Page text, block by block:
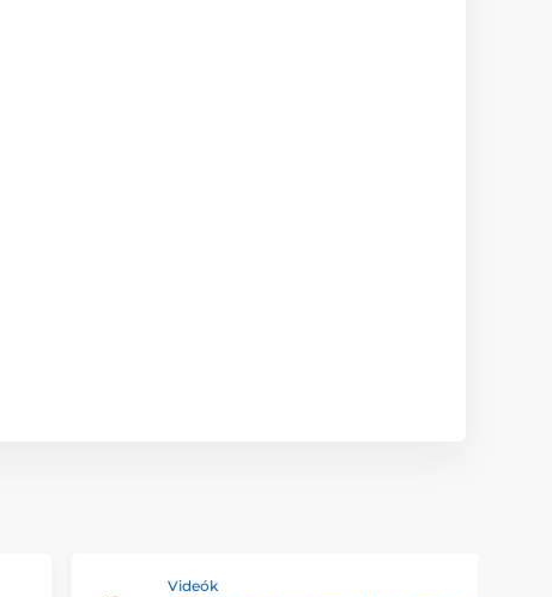
Videók